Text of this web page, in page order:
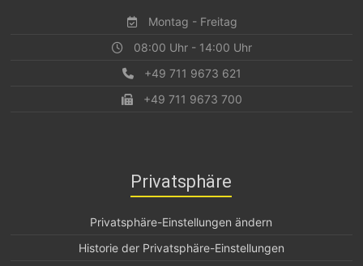
Montag - Freitag
08:00 Uhr - 14:00 Uhr
+49 711 9673 621
+49 711 9673 700
Privatsphäre
Privatsphäre-Einstellungen ändern
Historie der Privatsphäre-Einstellungen